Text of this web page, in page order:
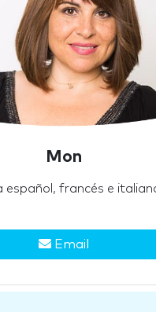
Mon
español, francés e
Email